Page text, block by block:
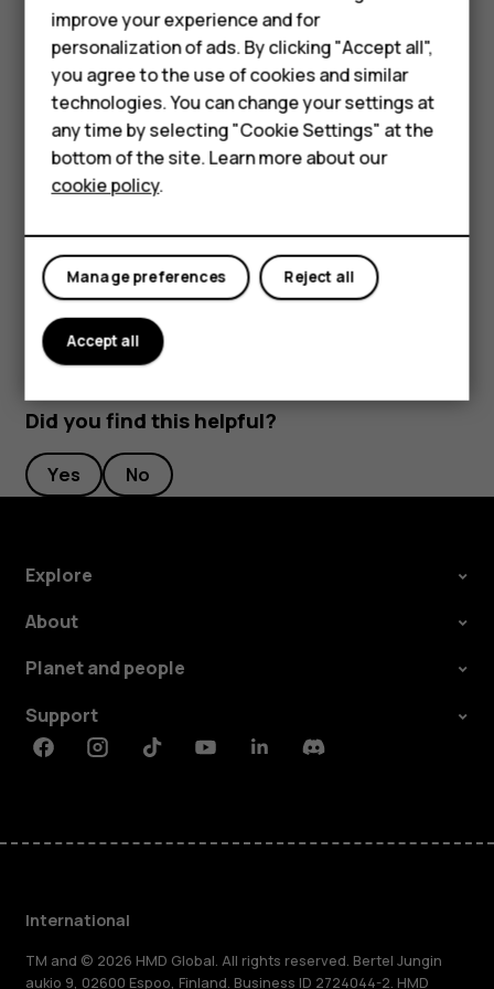
Phones for kids
Accessories
HMD Terra M
For business
Tablets
Проведите по экрану сверху вниз, нажмите
переведите переключательПередача данныхв
положениеОтключить
Чтобы отслеживать использование данных,
нажмитеНастройки>Передача данных.
Отключение интернет-роуминга
Коснитесь пунктовНастройки>Еще>Мобильные сети
и отключите параметрИнтернет-роуминг.
Did you find this helpful?
Yes No
Explore
About
Planet and people
Support
FacebookInstagramTiktokYoutubeLinkedinDiscord
International
TM and © 2026 HMD Global. All rights reserved. Bertel Jungin
aukio 9, 02600 Espoo, Finland. Business ID 2724044-2. HMD
improve your experience and for
personalization of ads. By clicking "Accept all",
you agree to the use of cookies and similar
technologies. You can change your settings at
any time by selecting "Cookie Settings" at the
bottom of the site. Learn more about our
cookie policy.
Reject all
Manage preferences
Accept all